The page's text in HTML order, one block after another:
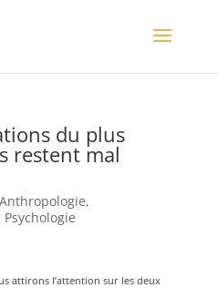
du plus
restent mal
Anthropologie,
Psychologie
attirons l’attention sur les deux